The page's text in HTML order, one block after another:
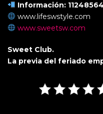
Información:
www.lifeswstyle.com
www.sweetsw.com
Sweet Club.
La previa del feriado